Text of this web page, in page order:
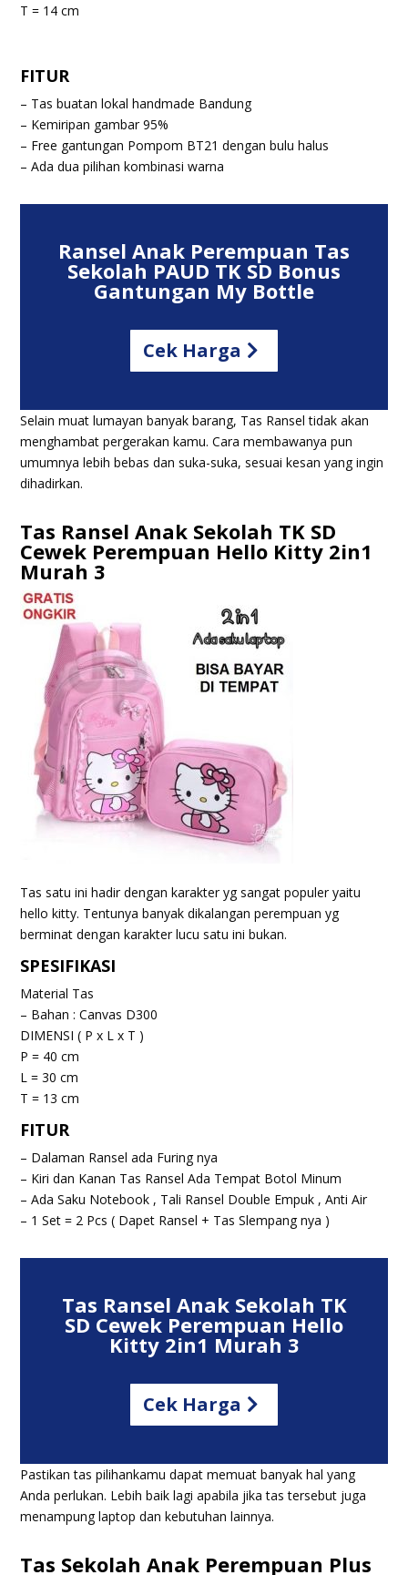
T = 14 cm
FITUR
– Tas buatan lokal handmade Bandung
– Kemiripan gambar 95%
– Free gantungan Pompom BT21 dengan bulu halus
– Ada dua pilihan kombinasi warna
Ransel Anak Perempuan Tas
Sekolah PAUD TK SD Bonus
Gantungan My Bottle
Cek Harga
Selain muat lumayan banyak barang, Tas Ransel tidak akan
menghambat pergerakan kamu. Cara membawanya pun
umumnya lebih bebas dan suka-suka, sesuai kesan yang ingin
dihadirkan.
Tas Ransel Anak Sekolah TK SD
Cewek Perempuan Hello Kitty 2in1
Murah 3
Tas satu ini hadir dengan karakter yg sangat populer yaitu
hello kitty. Tentunya banyak dikalangan perempuan yg
berminat dengan karakter lucu satu ini bukan.
SPESIFIKASI
Material Tas
– Bahan : Canvas D300
DIMENSI ( P x L x T )
P = 40 cm
L = 30 cm
T = 13 cm
FITUR
– Dalaman Ransel ada Furing nya
– Kiri dan Kanan Tas Ransel Ada Tempat Botol Minum
–Ada Saku Notebook , Tali Ransel Double Empuk , Anti Air
– 1 Set = 2 Pcs ( Dapet Ransel + Tas Slempang nya )
Tas Ransel Anak Sekolah TK
SD Cewek Perempuan Hello
Kitty 2in1 Murah 3
Cek Harga
Pastikan tas pilihankamu dapat memuat banyak hal yang
Anda perlukan. Lebih baik lagi apabila jika tas tersebut juga
menampung laptop dan kebutuhan lainnya.
Tas Sekolah Anak Perempuan Plus